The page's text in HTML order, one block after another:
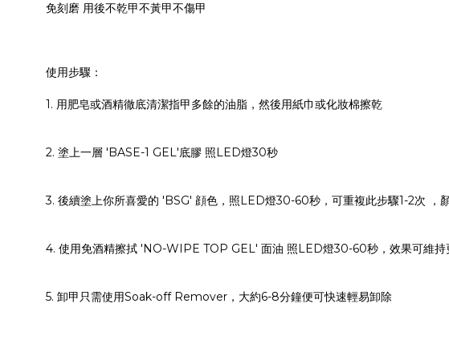
免刻磨 用後不乾甲不黃甲不傷甲
使用步驟：
1. 用肥皂或酒精徹底清潔指甲多餘的油脂，然後用紙巾或化妝棉擦乾
2. 塗上一層 'BASE-1 GEL'底膠 照LED燈30秒
3. 後續塗上你所喜愛的 'BSG' 顔色，照LED燈30-60秒，可重複此步驟1-2次 ，
4. 使用免酒精擦拭 'NO-WIPE TOP GEL' 面油 照LED燈30-60秒，效果可維持
5. 卸甲只需使用Soak-off Remover，大約6-8分鐘便可快速輕易卸除